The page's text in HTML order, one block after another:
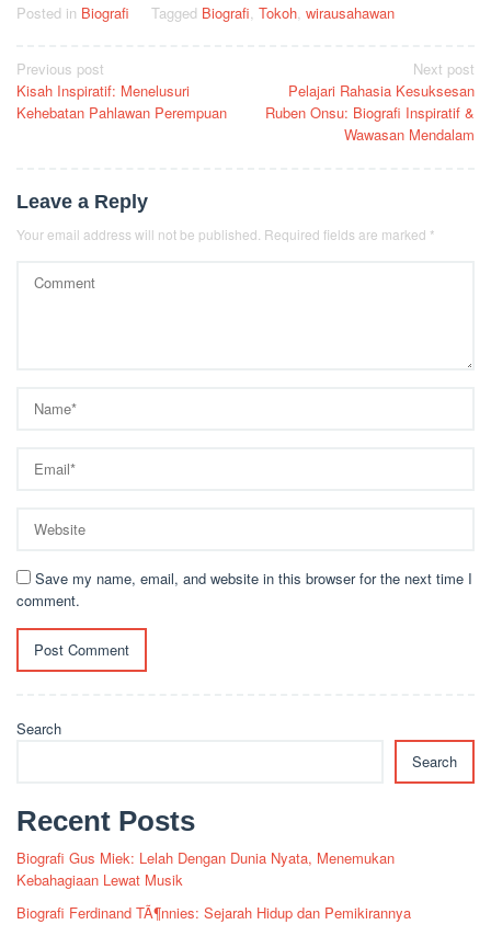
Posted in Biografi Tagged Biografi Tokoh wirausahawan
Post
navigation
Previous post
Kisah Inspiratif: Menelusuri
Kehebatan Pahlawan Perempuan
Next post
Pelajari Rahasia Kesuksesan
Ruben Onsu: Biografi Inspiratif &
Wawasan Mendalam
Leave a Reply
Your email address will not be published. Required fields are marked *
Save my name, email, and website in this browser for the next time I
comment.
Search
Search
Recent Posts
Biografi Gus Miek: Lelah Dengan Dunia Nyata, Menemukan
Kebahagiaan Lewat Musik
Biografi Ferdinand TÃ¶nnies: Sejarah Hidup dan Pemikirannya